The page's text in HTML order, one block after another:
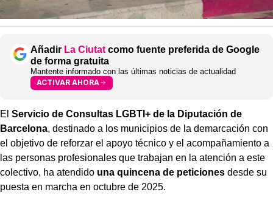
Añadir La Ciutat como fuente preferida de Google
de forma gratuita
Mantente informado con las últimas noticias de actualidad
ACTIVAR AHORA
El Servicio de Consultas LGBTI+ de la Diputación de
Barcelona, destinado a los municipios de la demarcación con
el objetivo de reforzar el apoyo técnico y el acompañamiento a
las personas profesionales que trabajan en la atención a este
colectivo, ha atendido una quincena de peticiones desde su
puesta en marcha en octubre de 2025.